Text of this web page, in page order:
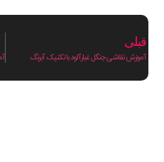
قبلی
آموزش نقاشی جنگل غبارآلود با تکنیک آبرنگ